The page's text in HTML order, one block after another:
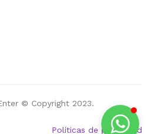
© Copyright 2023.
Políticas de privacidad